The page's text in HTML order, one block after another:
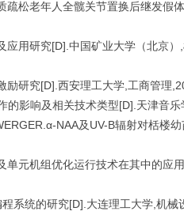
松老年人全髋关节置换后继发假
用研究[D].中国矿业大学（北京）
研究[D].西安理工大学,工商管理
的影响及相关技术类型[D].天津音
NAA及UV-B辐射对栝楼
单元机组优化运行技术在其中的应
系统的研究[D].大连理工大学,机械